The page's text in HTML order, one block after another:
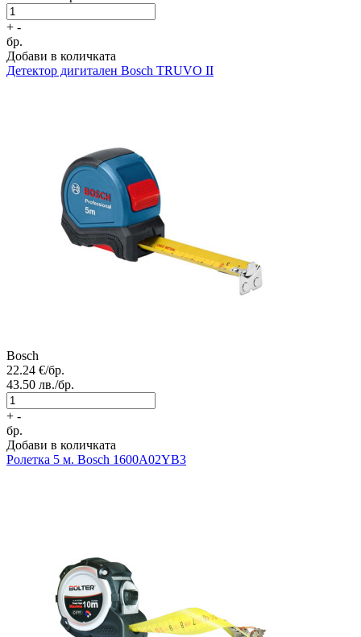
+ -
бр.
Добави в количката
Детектор дигитален Bosch TRUVO II
Bosch
22.24 €/бр.
43.50 лв./бр.
+ -
бр.
Добави в количката
Ролетка 5 м. Bosch 1600A02YB3